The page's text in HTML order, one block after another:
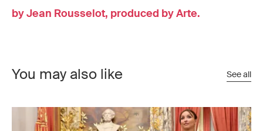
by Jean Rousselot, produced by Arte.
You may also like See all